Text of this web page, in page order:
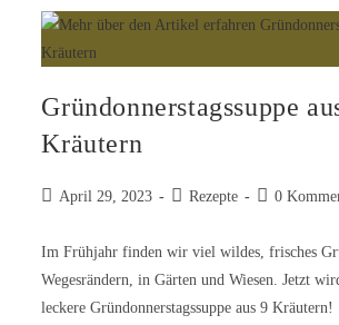
Gründonnerstagssuppe
Kräutern
April 29, 2023 Rezepte 0
Im Frühjahr finden wir viel wildes, frisches
Wegesrändern, in Gärten und Wiesen. Jetzt
leckere Gründonnerstagssuppe aus 9 Kräutern!